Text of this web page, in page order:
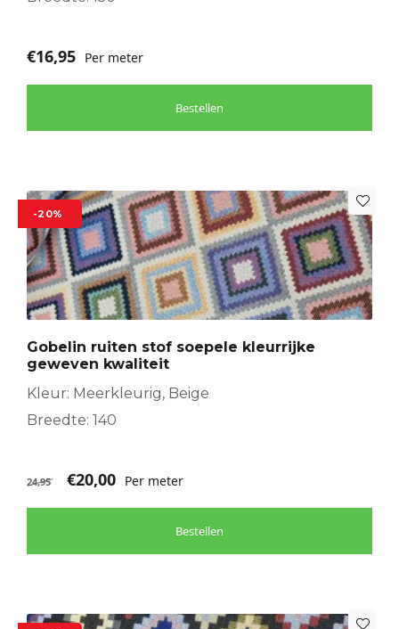
€16,95 Per meter
Bestellen
-20%
Gobelin ruiten stof soepele kleurrijke
geweven kwaliteit
Kleur: Meerkleurig, Beige
Breedte: 140
24,95 €20,00 Per meter
Bestellen